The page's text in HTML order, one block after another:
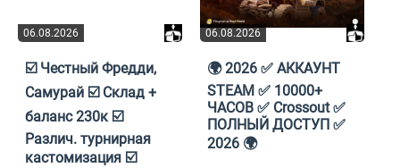
06.08.2026
☑️ Честный Фредди,
Самурай ☑️ Склад +
баланс 230к ☑️
Различ. турнирная
кастомизация ☑️
06.08.2026
🌍 2026 ✅ АККАУНТ
STEAM ✅ 10000+
ЧАСОВ ✅ Crossout ✅
ПОЛНЫЙ ДОСТУП ✅
2026 🌍